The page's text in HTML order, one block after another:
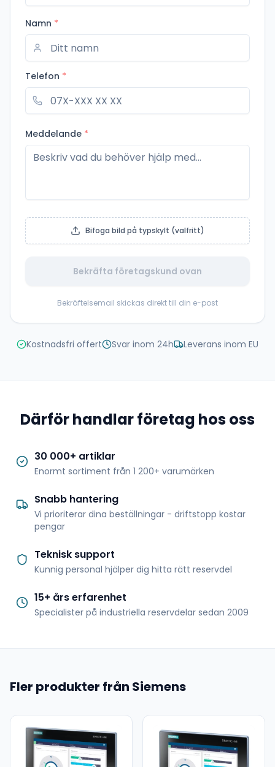
Namn *
Telefon *
Meddelande *
Bifoga bild på typskylt (valfritt)
Bekräfta företagskund ovan
Bekräftelsemail skickas direkt till din e-post
Kostnadsfri offert Svar inom 24h Leverans inom EU
Därför handlar företag hos oss
30 000+ artiklar
Enormt sortiment från 1 200+ varumärken
Snabb hantering
Vi prioriterar dina beställningar - driftstopp kostar
pengar
Teknisk support
Kunnig personal hjälper dig hitta rätt reservdel
15+ års erfarenhet
Specialister på industriella reservdelar sedan 2009
Fler produkter från Siemens